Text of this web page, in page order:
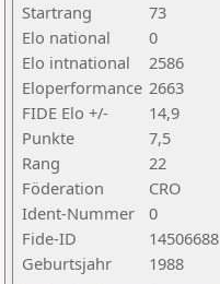
Startrang
73
Elo national
0
Elo intnational
2586
Eloperformance 2663
FIDE Elo +/-
14,9
Punkte
7,5
Rang
22
Föderation
CRO
Ident-Nummer
0
Fide-ID
14506688
Geburtsjahr
1988